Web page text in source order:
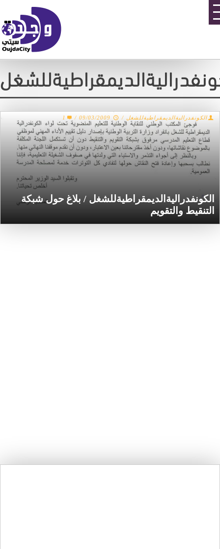
الكونفدراليةالديمقراطيةللشغل / بلاغ حول شبكة
التنقيط والتقويم
الكونفدراليةالديمقراطيةللشغل /
09/03/2009
/
1